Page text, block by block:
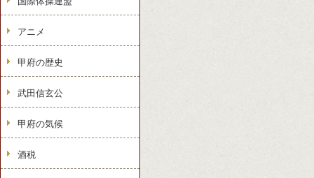
アニメ
甲府の歴史
武田信玄公
甲府の気候
酒税